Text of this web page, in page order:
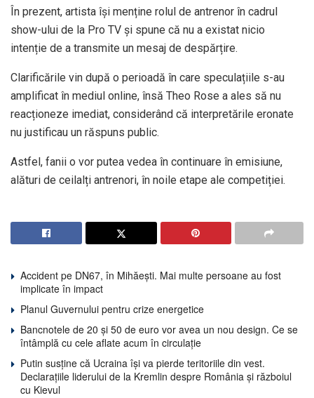
În prezent, artista își menține rolul de antrenor în cadrul
show-ului de la Pro TV și spune că nu a existat nicio
intenție de a transmite un mesaj de despărțire.
Clarificările vin după o perioadă în care speculațiile s-au
amplificat în mediul online, însă Theo Rose a ales să nu
reacționeze imediat, considerând că interpretările eronate
nu justificau un răspuns public.
Astfel, fanii o vor putea vedea în continuare în emisiune,
alături de ceilalți antrenori, în noile etape ale competiției.
Accident pe DN67, în Mihăești. Mai multe persoane au fost
implicate în impact
Planul Guvernului pentru crize energetice
Bancnotele de 20 și 50 de euro vor avea un nou design. Ce se
întâmplă cu cele aflate acum în circulație
Putin susține că Ucraina își va pierde teritoriile din vest.
Declarațiile liderului de la Kremlin despre România și războiul
cu Kievul